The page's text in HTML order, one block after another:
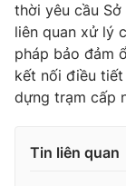
thời yêu cầu
liên quan xử lý
pháp bảo đảm
kết nối điều
dựng trạm cấp
Tin liên quan